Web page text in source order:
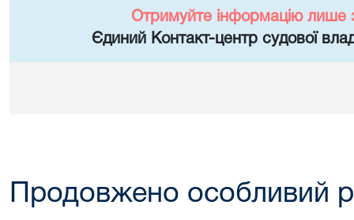
Отримуйте інформацію лише
Єдиний Контакт-центр судової
Продовжено особливий